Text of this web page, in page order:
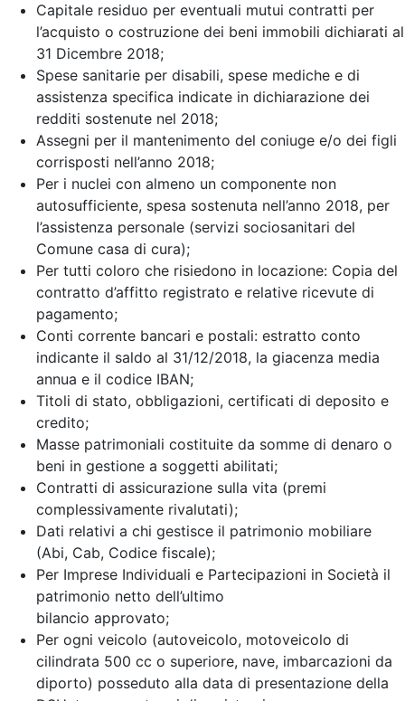
Capitale residuo per eventuali mutui contratti per
l’acquisto o costruzione dei beni immobili dichiarati al
31 Dicembre 2018;
Spese sanitarie per disabili, spese mediche e di
assistenza specifica indicate in dichiarazione dei
redditi sostenute nel 2018;
Assegni per il mantenimento del coniuge e/o dei figli
corrisposti nell’anno 2018;
Per i nuclei con almeno un componente non
autosufficiente, spesa sostenuta nell’anno 2018, per
l’assistenza personale (servizi sociosanitari del
Comune casa di cura);
Per tutti coloro che risiedono in locazione: Copia del
contratto d’affitto registrato e relative ricevute di
pagamento;
Conti corrente bancari e postali: estratto conto
indicante il saldo al 31/12/2018, la giacenza media
annua e il codice IBAN;
Titoli di stato, obbligazioni, certificati di deposito e
credito;
Masse patrimoniali costituite da somme di denaro o
beni in gestione a soggetti abilitati;
Contratti di assicurazione sulla vita (premi
complessivamente rivalutati);
Dati relativi a chi gestisce il patrimonio mobiliare
(Abi, Cab, Codice fiscale);
Per Imprese Individuali e Partecipazioni in Società il
patrimonio netto dell’ultimo
bilancio approvato;
Per ogni veicolo (autoveicolo, motoveicolo di
cilindrata 500 cc o superiore, nave, imbarcazioni da
diporto) posseduto alla data di presentazione della